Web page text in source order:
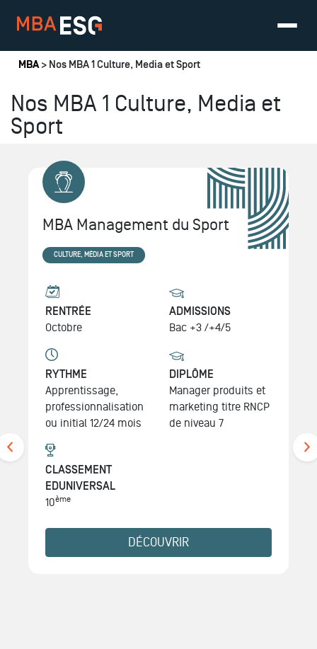
Vous êtes ici
MBA> Nos MBA 1 Culture, Media et Sport
Nos MBA 1 Culture, Media et
Sport
MBA Management du Sport
CULTURE, MÉDIA ET SPORT
RENTRÉE
Octobre
ADMISSIONS
Bac +3 /+4/5
RYTHME
Apprentissage,
professionnalisation
ou initial 12/24 mois
DIPLÔME
Manager produits et
marketing titre RNCP
de niveau 7
CLASSEMENT
EDUNIVERSAL
10ème
DÉCOUVRIR